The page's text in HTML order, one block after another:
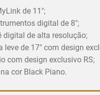
de 11";
digital de 8";
digital de alta resolução;
leve de 17" com design
com design exclusivo RS;
cor Black Piano.